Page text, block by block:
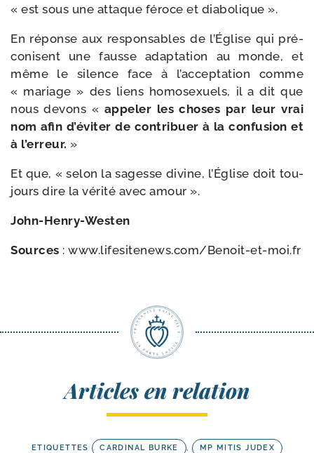
« est sous une attaque féroce et diabolique ».
En réponse aux res­pon­sables de l’Église qui pré­
co­nisent une fausse adap­ta­tion au monde, et
même le silence face à l’ac­cep­ta­tion comme
« mariage » des liens homo­sexuels, il a dit que
nous devons « appe­ler les choses par leur vrai
nom afin d’é­vi­ter de contri­buer à la confu­sion et
à l’er­reur. »
Et que, « selon la sagesse divine, l’Église doit tou­
jours dire la véri­té avec amour ».
John-​Henry-​Westen
Sources : www​.life​si​te​news​.com/​B​e​n​o​i​t​-​e​t​-​m​o​i​.fr
Articles en relation
ETIQUETTES CARDINAL BURKE , MP MITIS JUDEX